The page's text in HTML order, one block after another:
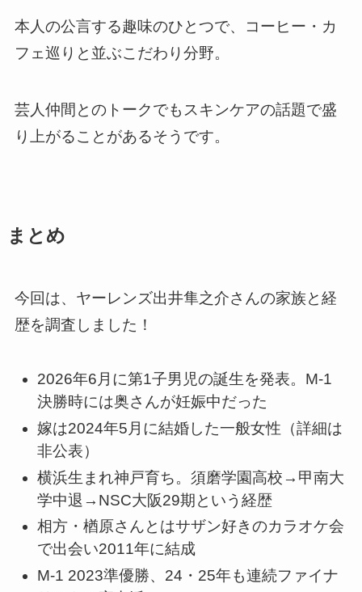
本人の公言する趣味のひとつで、コーヒー・カ
フェ巡りと並ぶこだわり分野。
芸人仲間とのトークでもスキンケアの話題で盛
り上がることがあるそうです。
まとめ
今回は、ヤーレンズ出井隼之介さんの家族と経
歴を調査しました！
2026年6月に第1子男児の誕生を発表。M-1
決勝時には奥さんが妊娠中だった
嫁は2024年5月に結婚した一般女性（詳細は
非公表）
横浜生まれ神戸育ち。須磨学園高校→甲南大
学中退→NSC大阪29期という経歴
相方・楢原さんとはサザン好きのカラオケ会
で出会い2011年に結成
M-1 2023準優勝、24・25年も連続ファイナ